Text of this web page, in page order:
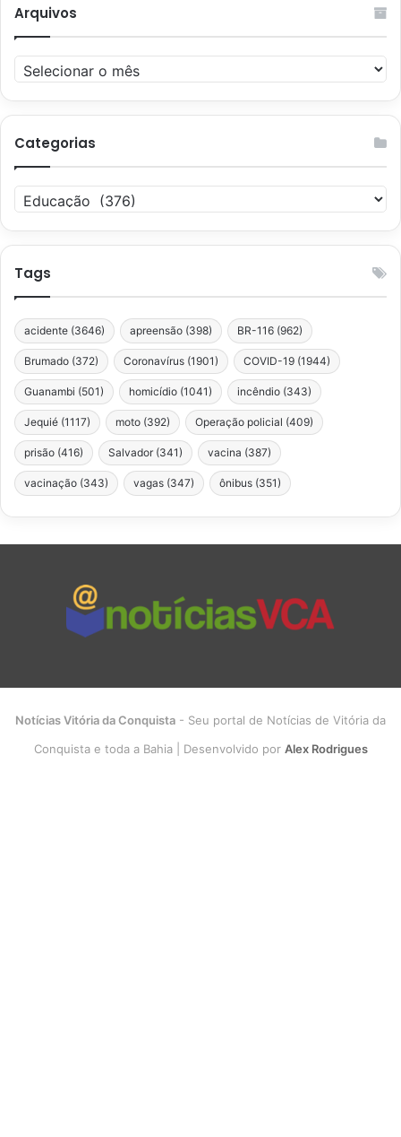
Arquivos
Arquivos
Categorias
Categorias
Tags
acidente (3646) apreensão (398) BR-116 (962)
Brumado (372) Coronavírus (1901) COVID-19 (1944)
Guanambi (501) homicídio (1041) incêndio (343)
Jequié (1117) moto (392) Operação policial (409)
prisão (416) Salvador (341) vacina (387)
vacinação (343) vagas (347) ônibus (351)
Notícias Vitória da Conquista - Seu portal de Notícias de Vitória da
Conquista e toda a Bahia | Desenvolvido por Alex Rodrigues